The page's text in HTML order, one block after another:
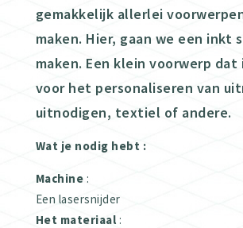
gemakkelijk allerlei
maken. Hier, gaan we een inkt
maken. Een klein voorwerp dat
voor het personaliseren van
uitnodigen, textiel of andere.
Wat je nodig hebt :
Machine :
Een lasersnijder
Het materiaal :